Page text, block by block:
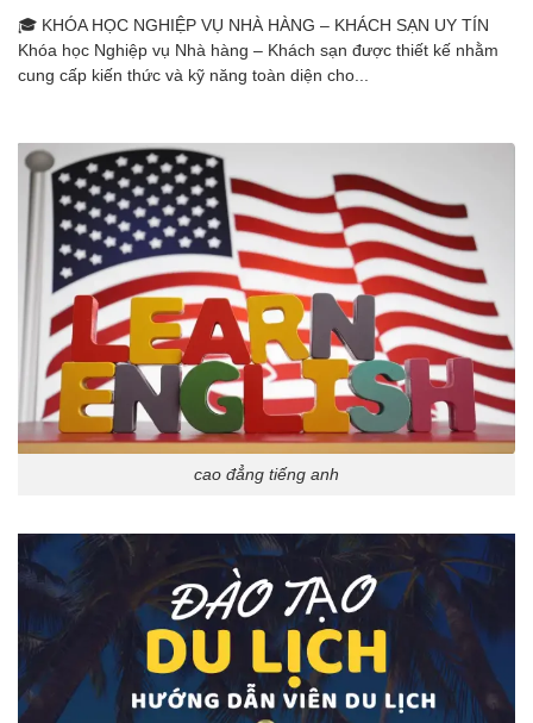
🎓 KHÓA HỌC NGHIỆP VỤ NHÀ HÀNG – KHÁCH SẠN UY TÍN
Khóa học Nghiệp vụ Nhà hàng – Khách sạn được thiết kế nhằm
cung cấp kiến thức và kỹ năng toàn diện cho...
cao đẳng tiếng anh